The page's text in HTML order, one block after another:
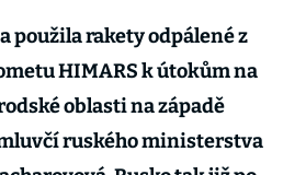
použila rakety odpálené z
HIMARS k útokům na
oblasti na západě
ruského ministerstva